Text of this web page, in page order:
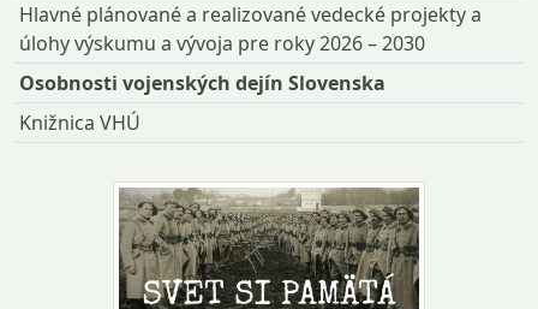
Hlavné plánované a realizované vedecké projekty a
úlohy výskumu a vývoja pre roky 2026 – 2030
Osobnosti vojenských dejín Slovenska
Knižnica VHÚ